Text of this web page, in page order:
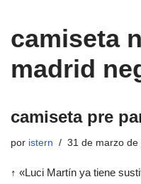
camiseta
madrid
camiseta pre
por istern 31 de marzo de
↑ «Luci Martín ya tiene